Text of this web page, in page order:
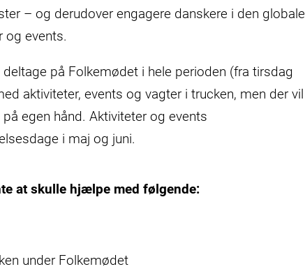
– og derudover engagere danskere i den globale
og events.
på Folkemødet i hele perioden (fra tirsdag
aktiviteter, events og vagter i trucken, men der vil
egen hånd. Aktiviteter og events
i maj og juni.
at skulle hjælpe med følgende:
under Folkemødet